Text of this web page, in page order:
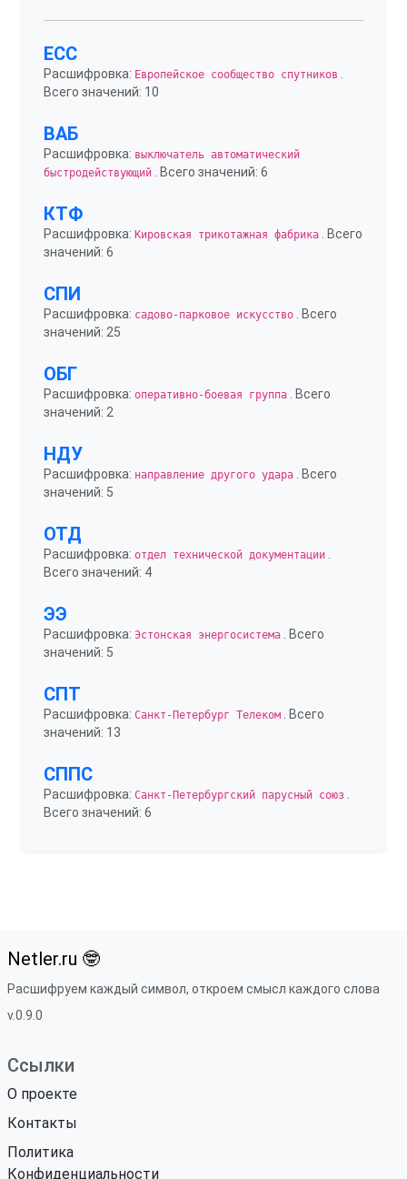
ЕСС
Расшифровка: Европейское сообщество спутников
Всего значений: 10
ВАБ
Расшифровка: выключатель автоматический
быстродействующий . Всего значений: 6
КТФ
Расшифровка: Кировская трикотажная фабрика . Всего
значений: 6
СПИ
Расшифровка: садово-парковое искусство . Всего
значений: 25
ОБГ
Расшифровка: оперативно-боевая группа . Всего
значений: 2
НДУ
Расшифровка: направление другого удара . Всего
значений: 5
ОТД
Расшифровка: отдел технической документации
Всего значений: 4
ЭЭ
Расшифровка: Эстонская энергосистема . Всего
значений: 5
СПТ
Расшифровка: Санкт-Петербург Телеком . Всего
значений: 13
СППС
Расшифровка: Санкт-Петербургский парусный союз
Всего значений: 6
Netler.ru 🤓
Расшифруем каждый символ, откроем смысл каждого слова
v.0.9.0
Ссылки
О проекте
Контакты
Политика
Конфиденциальности